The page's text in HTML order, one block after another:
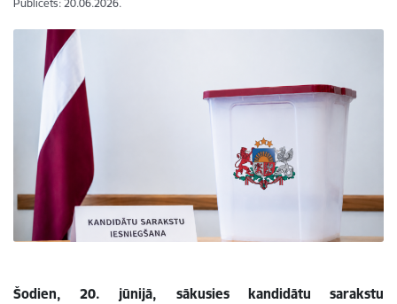
Publicēts: 20.06.2026.
Šodien, 20. jūnijā, sākusies kandidātu sarakstu